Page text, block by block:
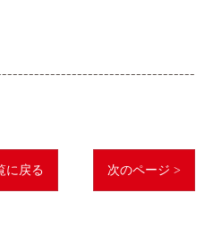
に戻る 次のページ >